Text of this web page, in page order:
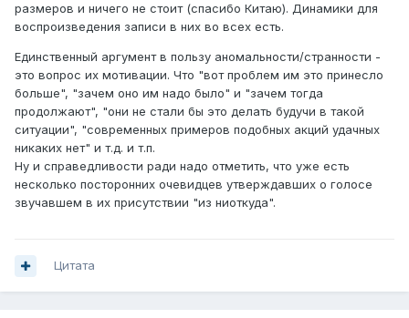
размеров и ничего не стоит (спасибо Китаю). Динамики для
воспроизведения записи в них во всех есть.
Единственный аргумент в пользу аномальности/странности -
это вопрос их мотивации. Что "вот проблем им это принесло
больше", "зачем оно им надо было" и "зачем тогда
продолжают", "они не стали бы это делать будучи в такой
ситуации", "современных примеров подобных акций удачных
никаких нет" и т.д. и т.п.
Ну и справедливости ради надо отметить, что уже есть
несколько посторонних очевидцев утверждавших о голосе
звучавшем в их присутствии "из ниоткуда".
Цитата